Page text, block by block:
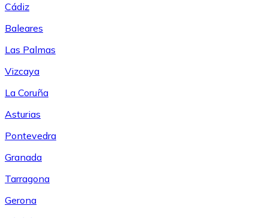
Cádiz
Baleares
Las Palmas
Vizcaya
La Coruña
Asturias
Pontevedra
Granada
Tarragona
Gerona